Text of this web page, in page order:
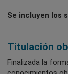
Se incluyen los
Titulación
Finalizada la